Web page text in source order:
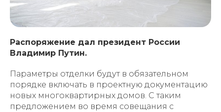
Распоряжение дал президент России
Владимир Путин.
Параметры отделки будут в обязательном
порядке включать в проектную документацию
новых многоквартирных домов. С таким
предложением во время совещания с